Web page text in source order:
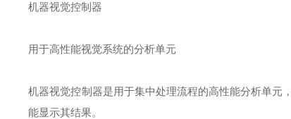
机器视觉控制器
用于高性能视觉系统的分析单元
机器视觉控制器是用于集中处理流程的高性能分析单元
能显示其结果。